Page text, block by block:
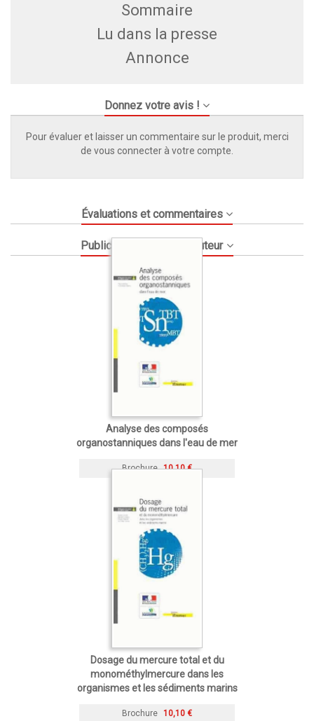
Sommaire
Lu dans la presse
Annonce
Donnez votre avis !
Pour évaluer et laisser un commentaire sur le produit, merci
de vous connecter à votre compte.
Évaluations et commentaires
Publications du même auteur
Analyse des composés
organostanniques dans l'eau de mer
Brochure 10,10 €
Dosage du mercure total et du
monométhylmercure dans les
organismes et les sédiments marins
Brochure 10,10 €